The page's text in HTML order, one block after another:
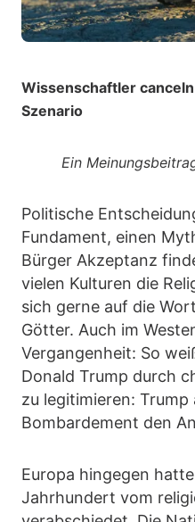
Wissenschaftler
Szenario
Ein
Politische
Fundament, einen
Bürger Akzeptanz
vielen Kulturen die
sich gerne auf die
Götter. Auch im
Vergangenheit: So
Donald Trump durch
zu legitimieren: Trump
Bombardement den
Europa hingegen
Jahrhundert vom